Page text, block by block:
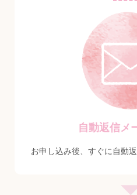
自動返信メ
お申し込み後、すぐに自動